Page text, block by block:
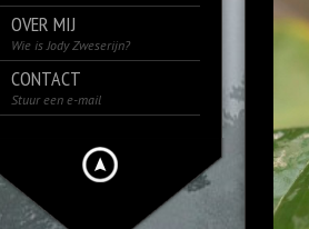
OVER MIJ
Wie is Jody Zweserijn?
CONTACT
Stuur een e-mail